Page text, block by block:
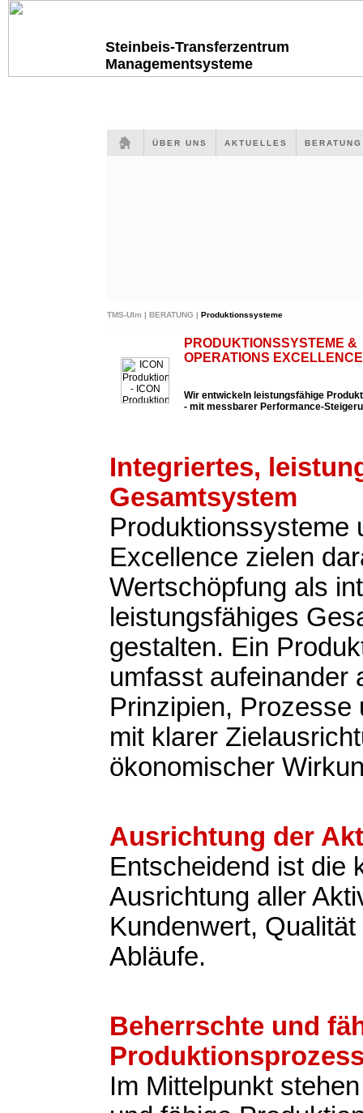
Steinbeis-Transferzentrum
Managementsysteme
ÜBER UNS AKTUELLES
TMS-Ulm | BERATUNG | Produktionssysteme
PRODUKTIONSSYSTEME &
OPERATIONS EXCELLENCE
Wir entwickeln leistungsfähige
- mit messbarer Performance-
Integriertes,
Gesamtsystem
Produktionssysteme
Excellence zielen
Wertschöpfung als
leistungsfähiges
gestalten. Ein
umfasst aufeinander
Prinzipien, Prozesse
mit klarer
ökonomischer
Ausrichtung der
Entscheidend ist die
Ausrichtung aller
Kundenwert,
Abläufe.
Beherrschte und
Im Mittelpunkt